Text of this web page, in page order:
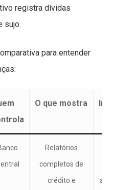
registra dívidas
sujo.
para entender
O que mostra Impacto
Relatórios
completos de
crédito e
avaliar